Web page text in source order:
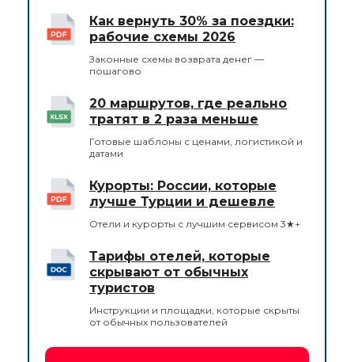
Как вернуть 30% за поездки:
рабочие схемы 2026
Законные схемы возврата денег —
пошагово
20 маршрутов, где реально
тратят в 2 раза меньше
Готовые шаблоны с ценами, логистикой и
датами
Курорты: России, которые
лучше Турции и дешевле
Отели и курорты с лучшим сервисом 3★+
Тарифы отелей, которые
скрывают от обычных
туристов
Инструкции и площадки, которые скрыты
от обычных пользователей